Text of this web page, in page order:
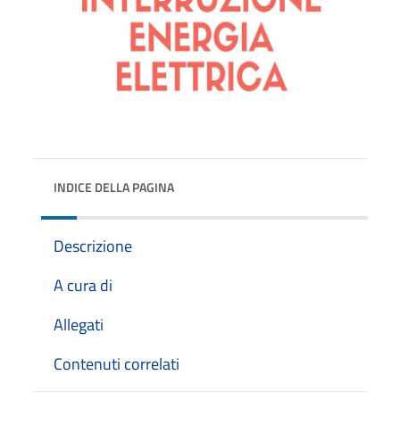
INDICE DELLA PAGINA
Descrizione
A cura di
Allegati
Contenuti correlati